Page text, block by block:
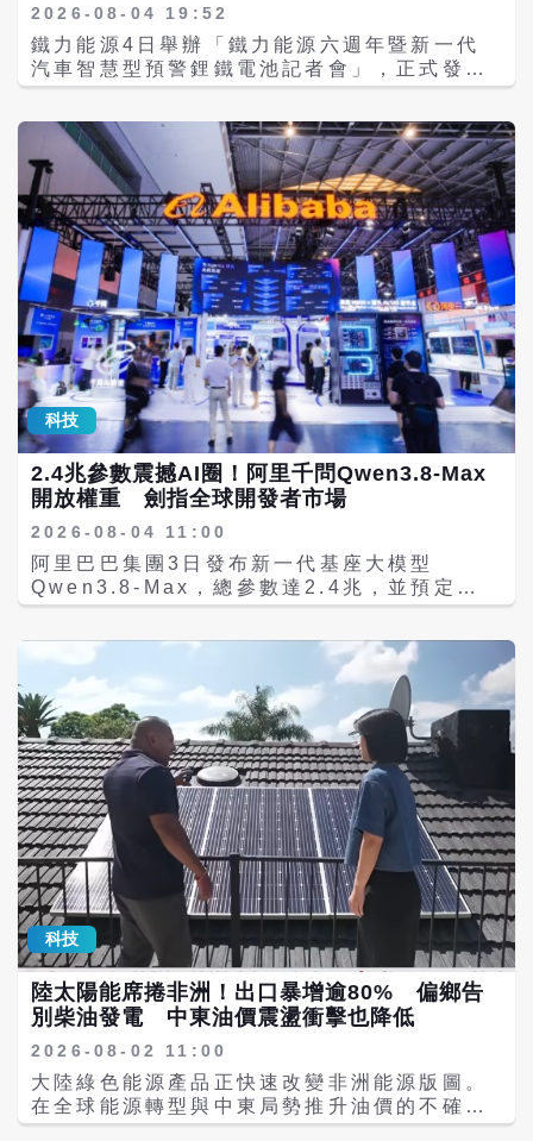
第二輪融資，募資上限為500億元，估值約
5000億元；公司同時籌備在上海證券交易所科
創板上市，目標今年提出申請。此次陸媒披露
的新增進度，是融資在短暫喊停後據傳重新啟
也提及，DeepSeek今年4月啟動首輪融資，6
月完成交割，募資約500億元，估值超過3500
億元。投資方包括梁文鋒、騰訊、寧德時代、
網易、京東、Monolith礪思資本、IDG資本、
正心谷投資、拾象科技，以及國家人工智能產
業投資基金合夥企業採有限合夥方式。
DeepSeek過去以相對較低的訓練成本推出
V3及R1模型，引起歐美科技業關注。外媒曾
形容，相關模型獲得矽谷肯定，並挑戰美國業
界對大陸AI的既有看法。如今投資人據傳願意
接受長期鎖定及有限權利進場，顯示資本市場
看中的不只是AI題材，也包括DeepSeek的技
術能力。
2026-08-04 19:52
鐵力能源4日舉辦「鐵力能源六週年暨新一代
汽車智慧型預警鋰鐵電池記者會」，正式發表
由台灣團隊自主研發的第五代 Ultra「智慧型
源感測與自動警報技術，當電池電力下降至設
定狀態時，便會主動發出警報，提醒車主及早
充電或處理。 車輛停放一段時間後，準備出門
卻突然發不動，是許多車主都曾遇過的困擾；
傳統汽車電池即使電力持續下降，通常也不會
主動提醒，往往要等到車輛無法啟動，車主才
知道電池已經沒電；對鋰鐵電池而言，長時間
低電力或過度放電，更可能造成損傷，嚴重時
甚至提前報廢。 鐵力能源執行長許睿泰表示，
這是全球第一顆能主動提醒車主電量不足的汽
車電池，讓電池從過去的被動供電，進一步具
備主動感測、主動提醒與預防損害的能力。 根
據美國最著名的會員制道路救援與拖車服務組
織「美國汽車協會」（AAA）統計，每年有近
690萬件與汽車電池沒電有關，占比約
24.6%，相當於平均每天近1.9萬件。 許睿泰
此之前，電池往往已持續放電一段時間，只是
車主無從察覺。通常電池長期電量不足，除了
造成電池損毀報廢，還可能衍生行程中斷、衍
本。 第五代Ultra的核心是鐵力能源台灣團隊
自主研發、並已取得專利的低電源感測與自動
警報技術。許睿泰介紹，當電池電力下降至警
示狀態，系統便會主動發出警報，讓車主有機
會在車輛完全無法啟動前，及早檢查、充電或
安排處理。 「多數車主都是等到車子發不動，
才知道電池出了問題。但過度放電不只是暫時
沒電，也可能造成電池損傷，甚至提前報廢。
我們希望讓電池在問題真正發生前，就能先提
醒車主注意」 許睿泰表示，「第五代Ultra不
只是把效能做得更好，也是第一次讓汽車電池
具備主動溝通的能力。這項技術由台灣團隊自
主研發，也代表台灣的車用能源技術，有能力
開創新的產品類別。」 許睿泰指出，第五代
Ultra「智慧型預警鋰鐵電池」以智慧升級、效
能升級、安全升級為三大核心，其中以智慧預
警作為此次新品最重要的差異化；在效能方
面，對比傳統電池有四大特色：一，啟動電流
高2.1倍；二，電池重量少75%；三，循環次
數增加4倍；四，充電時間少90%。 許睿泰預
告，鐵力能源明年將推出專屬手機App，未
科技
2.4兆參數震撼AI圈！阿里千問Qwen3.8-Max
開放權重 劍指全球開發者市場
2026-08-04 11:00
阿里巴巴集團3日發布新一代基座大模型
Qwen3.8-Max，總參數達2.4兆，並預定下
周開放模型權重。據路透，大陸人工智慧
控制使用成本，並以價格合理、透明及容易取
得的開放權重模型，爭取全球開發者與企業用
戶。 據阿里巴巴官方資料，Qwen3.8-Max是
千問系列迄今能力最強的模型，具備2.4兆總
參數、950億啟用參數，支援最長100萬
Token上下文，主要提升程式設計、實際工
作、科研及長周期任務能力，同時支援文字、
圖像與影片等多模態內容。 新模型目前已透過
阿里雲大模型服務平台向全球開發者提供應用
程式介面服務，也可在阿里巴巴最新推出的一
站式辦公AI代理平台「千問辦公」使用。
Qwen3.8-Max模型權重預計下周發布，這也
是千問Max級別模型首次開放權重。 在第三方
評測平台Arena.AI最新排行榜中，Qwen3.8-
Max於文本模型排名全球第五，視覺模型排名
第二；前端程式設計則名列第四。阿里巴巴表
行複雜工作，依據執行結果不斷調整，完成從
規畫到交付的整套任務。 阿里巴巴公布的測試
顯示，Qwen3.8-Max曾從零開始建立「oh-
科技
陸太陽能席捲非洲！出口暴增逾80% 偏鄉告
別柴油發電 中東油價震盪衝擊也降低
2026-08-02 11:00
大陸綠色能源產品正快速改變非洲能源版圖。
在全球能源轉型與中東局勢推升油價的不確定
性下，中國製太陽能板、儲能設備與相關綠能